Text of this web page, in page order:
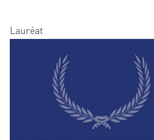
Lauréat